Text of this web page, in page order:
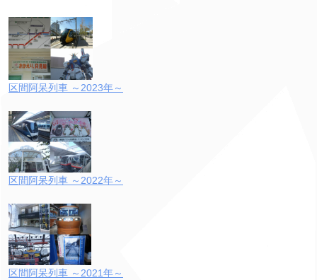
区間阿呆列車 ～2023年～
区間阿呆列車 ～2022年～
区間阿呆列車 ～2021年～